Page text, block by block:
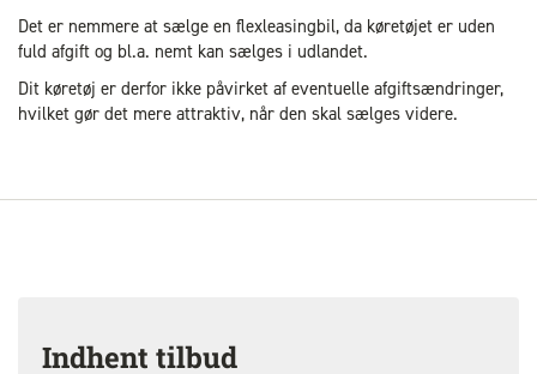
Det er nemmere at sælge en flexleasingbil, da køretøjet er uden
fuld afgift og bl.a. nemt kan sælges i udlandet.
Dit køretøj er derfor ikke påvirket af eventuelle afgiftsændringer,
hvilket gør det mere attraktiv, når den skal sælges videre.
Indhent tilbud